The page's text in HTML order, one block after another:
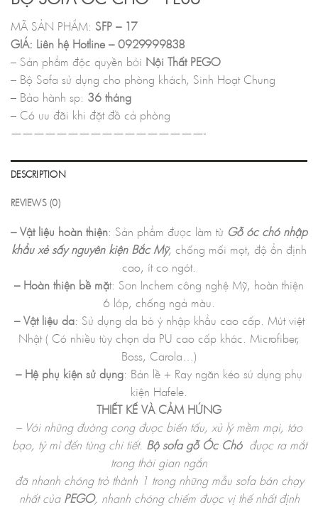
MÃ SẢN PHẨM: SFP – 17
GIÁ: Liên hệ Hotline – 0929999838
– Sản phẩm độc quyền bởi Nội Thất PEGO
– Bộ Sofa sử dụng cho phòng khách, Sinh Hoạt Chung
– Bảo hành sp: 36 tháng
– Có ưu đãi khi đặt đồ cả phòng
—————————————————-
DESCRIPTION
REVIEWS (0)
– Vật liệu hoàn thiện: Sản phẩm được làm từ Gỗ óc chó nhập
khẩu xẻ sấy nguyên kiện Bắc Mỹ, chống mối mọt, độ ổn định
cao, ít co ngót.
– Hoàn thiện bề mặt: Sơn Inchem công nghệ Mỹ, hoàn thiện
6 lớp, chống ngả màu.
– Vật liệu da: Sử dụng da bò ý nhập khẩu cao cấp. Mút việt
Nhật ( Có nhiều tùy chọn da PU cao cấp khác. Microfiber,
Boss, Carola…)
– Hệ phụ kiện sử dụng: Bản lề + Ray ngăn kéo sử dụng phụ
kiện Hafele.
THIẾT KẾ VÀ CẢM HỨNG
– Với những đường cong được biến tấu, xử lý mềm mại, táo
bạo, tỷ mỉ đến từng chi tiết. Bộ sofa gỗ Óc Chóđược ra mắt
trong thời gian ngắn
đã nhanh chóng trở thành 1 trong những mẫu sofa bán chạy
nhất của PEGO, nhanh chóng chiếm được vị thế nhất định